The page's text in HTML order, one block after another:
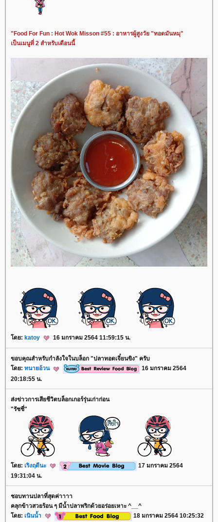
"Food For Fun : Hot Wok Misson #55 : อาหารผู้สูงวัย "ทอดมันหมุ"
เป็นเมนูที่ 2 สำหรับเดือนนี้
ดย: katoy 16 มกราคม 2564 11:59:15 น.
ขอบคุณสำหรับกำลังใจในบล็อก "ปลาทอดเจี๋ยนขิง" ครับ
ดย: ทนายอ้วน
16 มกราคม 2564
20:18:55 น.
ส่งข่าวการเสียชีวิตบล็อกเกอร์รุ่นเก่าก่อน
"รัชชี่"
ดย: เริงฤดีนะ
17 มกราคม 2564
19:31:04 น.
ชอบทานปลาที่สุดค่าาาา
คลุกข้าวสวยร้อน ๆ มีน้ำปลาพริกด้วยอร่อยเหาะ ^__^
ดย: เนินน้ำ 18 มกราคม 2564 10:25:32